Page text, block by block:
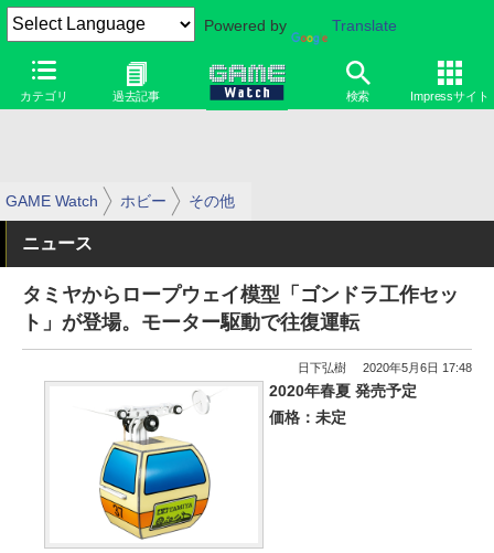
Powered by Translate
カテゴリ 過去記事 検索 Impressサイト
GAME Watch ホビー その他
ニュース
タミヤからロープウェイ模型「ゴンドラ工作セッ
ト」が登場。モーター駆動で往復運転
日下弘樹 2020年5月6日 17:48
2020年春夏 発売予定
価格：未定